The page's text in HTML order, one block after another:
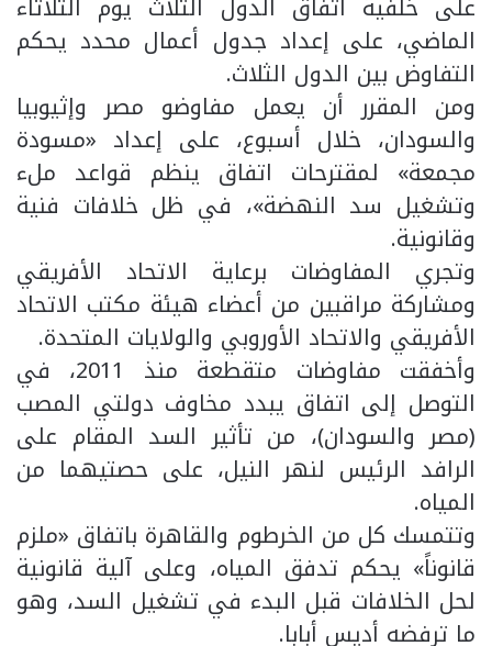
الماضي، على إعداد جدول أعمال محدد يحكم
التفاوض بين الدول الثلاث.
ومن المقرر أن يعمل مفاوضو مصر وإثيوبيا
والسودان، خلال أسبوع، على إعداد «مسودة
مجمعة» لمقترحات اتفاق ينظم قواعد ملء
وتشغيل سد النهضة»، في ظل خلافات فنية
وقانونية.
وتجري المفاوضات برعاية الاتحاد الأفريقي
ومشاركة مراقبين من أعضاء هيئة مكتب الاتحاد
الأفريقي والاتحاد الأوروبي والولايات المتحدة.
وأخفقت مفاوضات متقطعة منذ 2011، في
التوصل إلى اتفاق يبدد مخاوف دولتي المصب
(مصر والسودان)، من تأثير السد المقام على
الرافد الرئيس لنهر النيل، على حصتيهما من
المياه.
وتتمسك كل من الخرطوم والقاهرة باتفاق «ملزم
قانوناً» يحكم تدفق المياه، وعلى آلية قانونية
لحل الخلافات قبل البدء في تشغيل السد، وهو
ما ترفضه أديس أبابا.